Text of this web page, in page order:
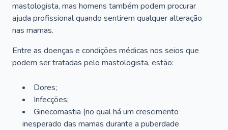
mastologista, mas homens também podem procurar
ajuda profissional quando sentirem qualquer alteração
nas mamas.
Entre as doenças e condições médicas nos seios que
podem ser tratadas pelo mastologista, estão:
Dores;
Infecções;
Ginecomastia (no qual há um crescimento
inesperado das mamas durante a puberdade